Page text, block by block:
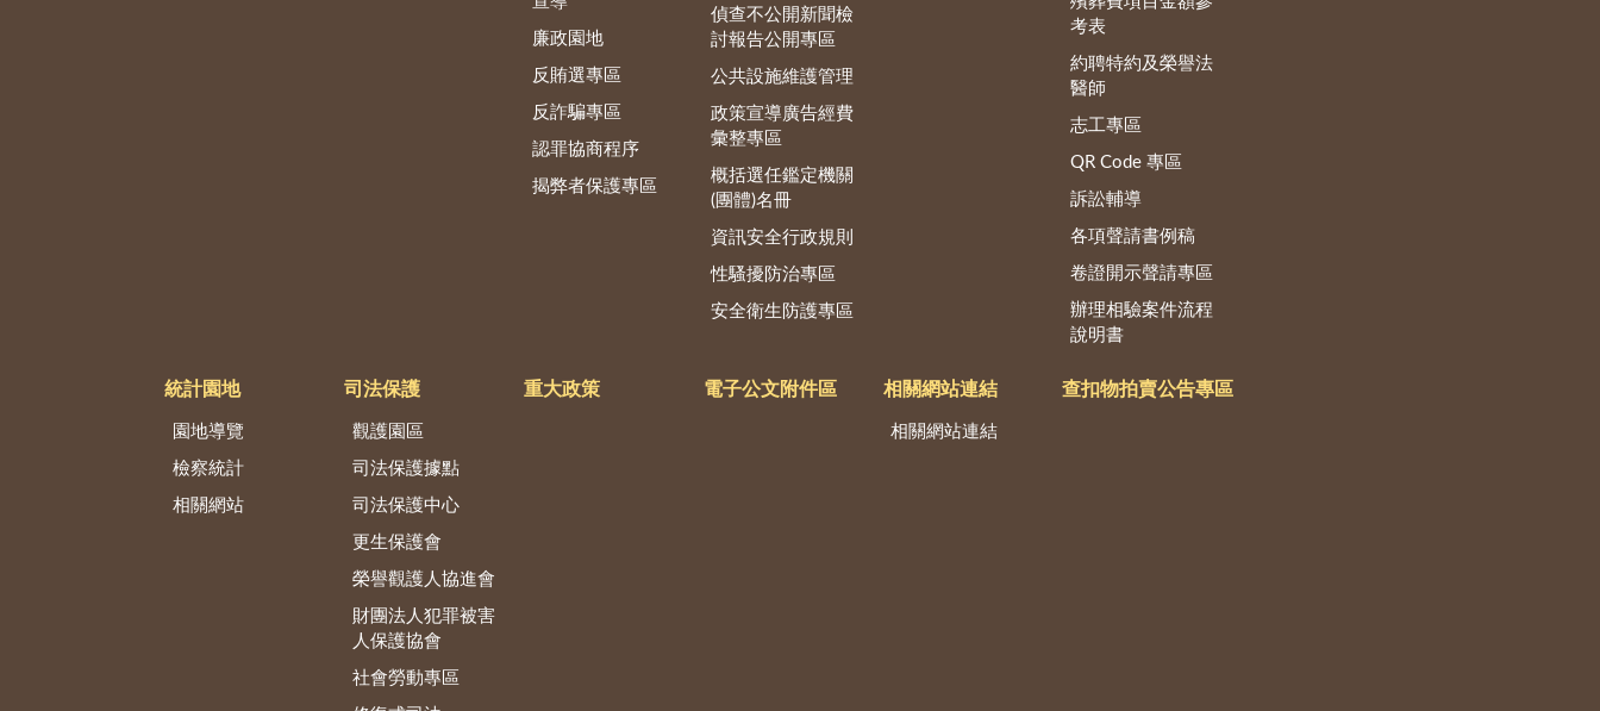
廉政園地
反賄選專區
反詐騙專區
認罪協商程序
揭弊者保護專區
偵查不公開新聞檢
討報告公開專區
公共設施維護管理
政策宣導廣告經費
彙整專區
概括選任鑑定機關
(團體)名冊
資訊安全行政規則
性騷擾防治專區
安全衛生防護專區
考表
約聘特約及榮譽法
醫師
志工專區
QR Code 專區
訴訟輔導
各項聲請書例稿
卷證開示聲請專區
辦理相驗案件流程
說明書
統計園地
園地導覽
檢察統計
相關網站
司法保護
觀護園區
司法保護據點
司法保護中心
更生保護會
榮譽觀護人協進會
財團法人犯罪被害
人保護協會
社會勞動專區
重大政策 電子公文附件區 相關網站連結
相關網站連結
查扣物拍賣公告專區